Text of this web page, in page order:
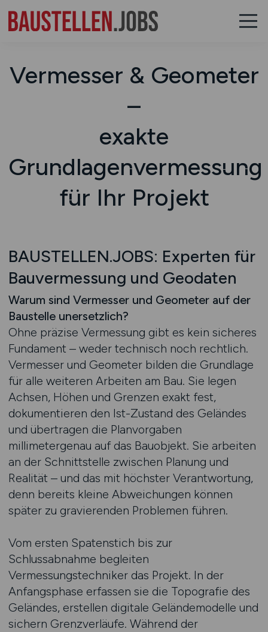
Vermesser & Geometer
–
exakte
Grundlagenvermessung
für Ihr Projekt
BAUSTELLEN.JOBS: Experten für
Bau­vermessung und Geodaten
Warum sind Vermesser und Geometer auf der
Baustelle unersetzlich?
Ohne präzise Vermessung gibt es kein sicheres
Fundament – weder technisch noch rechtlich.
Vermesser und Geometer bilden die Grundlage
für alle weiteren Arbeiten am Bau. Sie legen
Achsen, Höhen und Grenzen exakt fest,
dokumentieren den Ist-Zustand des Geländes
und übertragen die Planvorgaben
millimetergenau auf das Bauobjekt. Sie arbeiten
an der Schnittstelle zwischen Planung und
Realität – und das mit höchster Verantwortung,
denn bereits kleine Abweichungen können
später zu gravierenden Problemen führen.
Vom ersten Spatenstich bis zur
Schlussabnahme begleiten
Vermessungstechniker das Projekt. In der
Anfangsphase erfassen sie die Topografie des
Geländes, erstellen digitale Geländemodelle und
sichern Grenzverläufe. Während der